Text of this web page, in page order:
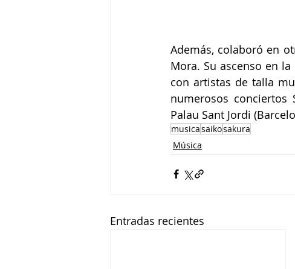
Además, colaboró en
Mora. Su ascenso en
con artistas de talla
numerosos conciertos
Palau Sant Jordi
musicasaikosakura
Música
Entradas recientes